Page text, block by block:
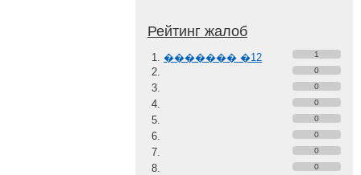
Рейтинг жалоб
������� �12
1
0
0
0
0
0
0
0